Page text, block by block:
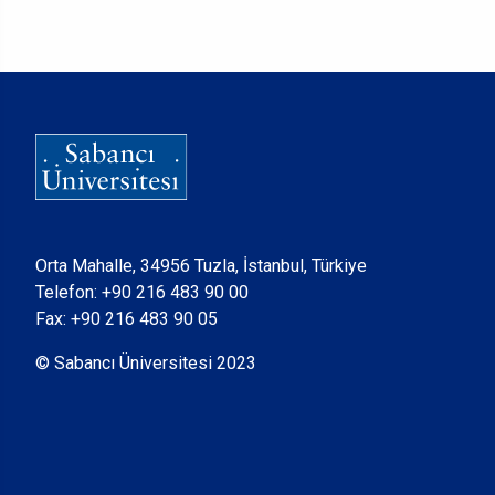
Orta Mahalle, 34956 Tuzla, İstanbul, Türkiye
Telefon: +90 216 483 90 00
Fax: +90 216 483 90 05
© Sabancı Üniversitesi 2023